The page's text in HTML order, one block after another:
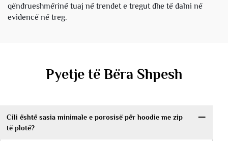
qëndrueshmërinë tuaj në trendet e tregut dhe të dalni në
evidencë në treg.
Pyetje të Bëra Shpesh
Cili është sasia minimale e porosisë për hoodie me zip
të plotë?